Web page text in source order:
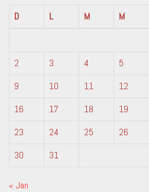
D
L M M
2
3 4 5
9
10 11 12
16
17 18 19
23
24 25 26
30
31
« Jan